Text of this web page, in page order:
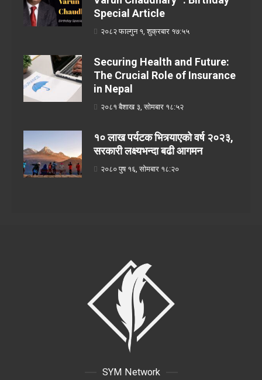
Special Article
२०८२ फाल्गुन १, शुक्रबार १७:५५
Securing Health and Future:
The Crucial Role of Insurance
in Nepal
२०८१ बैशाख ३, सोमबार १८:५२
१० लाख पर्यटक भित्र्याएको वर्ष २०२३,
सरकारी लक्ष्यभन्दा बढी आगमन
२०८० पुष १६, सोमबार १८:२०
SYM Network